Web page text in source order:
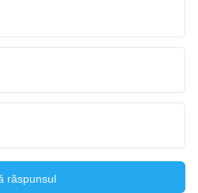
răspunsul